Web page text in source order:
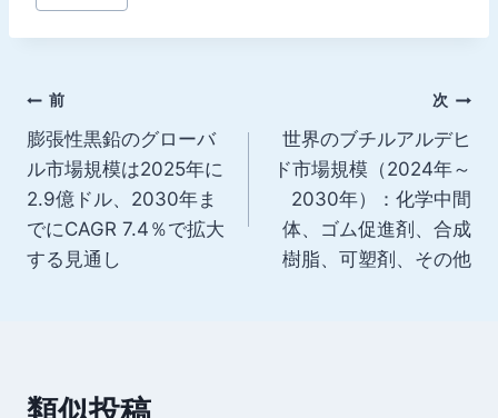
稿
タ
投
稿
ナ
ビ
シ
前
膨張性黒鉛のグローバ
ル市場規模は2025年に
2.9億ドル、2030年ま
でにCAGR 7.4％で拡大
する見通し
次
世界のブチルアルデヒ
ド市場規模（2024年～
2030年）：化学中間
体、ゴム促進剤、合成
樹脂、可塑剤、その他